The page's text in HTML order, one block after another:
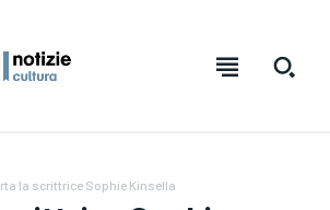
la scrittrice Sophie Kinsella